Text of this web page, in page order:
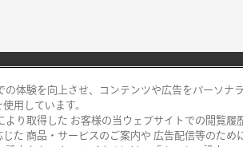
阪急百貨店
の体験を向上させ、コンテンツや広告をパーソナ
用しています。
より取得した お客様の当ウェブサイトでの閲覧履
た 商品・サービスのご案内や 広告配信等のため